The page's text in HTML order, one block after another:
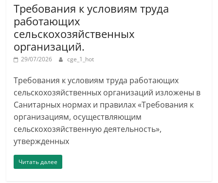
Требования к условиям труда
работающих
сельскохозяйственных
организаций.
29/07/2026 cge_1_hot
Требования к условиям труда работающих
сельскохозяйственных организаций изложены в
Санитарных нормах и правилах «Требования к
организациям, осуществляющим
сельскохозяйственную деятельность»,
утвержденных
Читать далее